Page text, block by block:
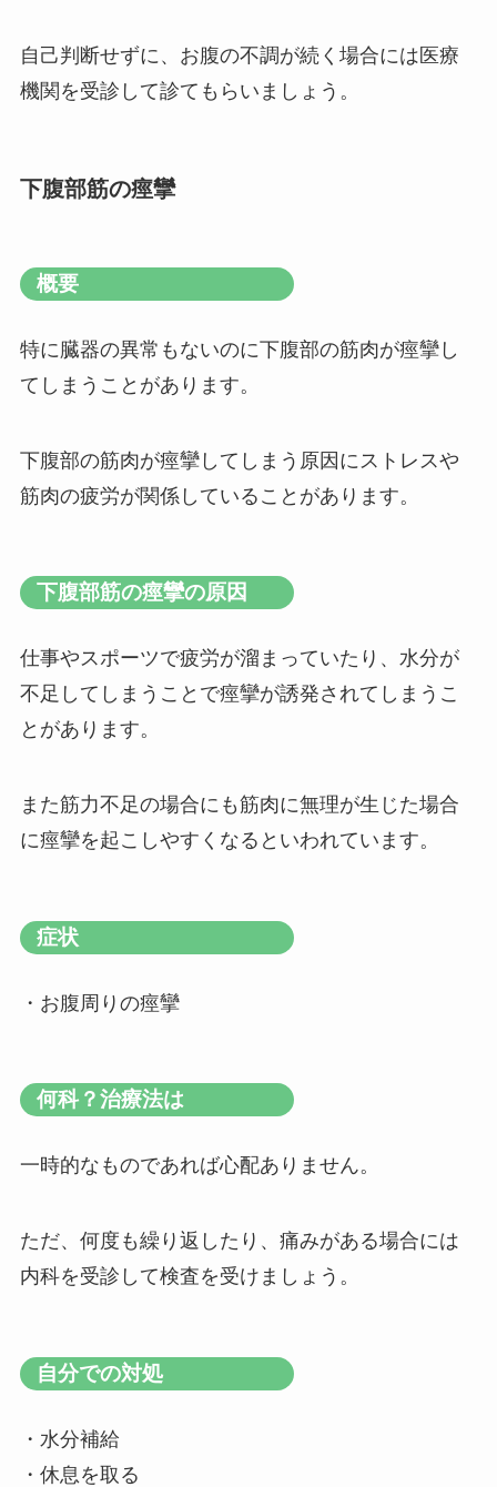
自己判断せずに、お腹の不調が続く場合には医療
機関を受診して診てもらいましょう。
下腹部筋の痙攣
概要
特に臓器の異常もないのに下腹部の筋肉が痙攣し
てしまうことがあります。
下腹部の筋肉が痙攣してしまう原因にストレスや
筋肉の疲労が関係していることがあります。
下腹部筋の痙攣の原因
仕事やスポーツで疲労が溜まっていたり、水分が
不足してしまうことで痙攣が誘発されてしまうこ
とがあります。
また筋力不足の場合にも筋肉に無理が生じた場合
に痙攣を起こしやすくなるといわれています。
症状
・お腹周りの痙攣
何科？治療法は
一時的なものであれば心配ありません。
ただ、何度も繰り返したり、痛みがある場合には
内科を受診して検査を受けましょう。
自分での対処
・水分補給
・休息を取る